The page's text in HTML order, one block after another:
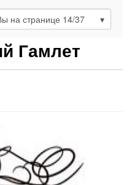
на странице 14/37
Гамлет